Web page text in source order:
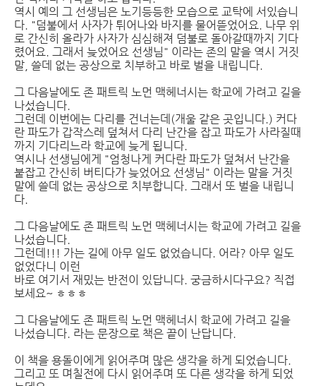
역시 예의 그 선생님은 노기등등한 모습으로 교탁에 서있습니
다. "덤불에서 사자가 튀어나와 바지를 물어뜯었어요. 나무 위
로 간신히 올라가 사자가 심심해져 덤불로 돌아갈때까지 기다
렸어요. 그래서 늦었어요 선생님" 이라는 존의 말을 역시 거짓
말, 쓸데 없는 공상으로 치부하고 바로 벌을 내립니다.
그 다음날에도 존 패트릭 노먼 맥헤너시는 학교에 가려고 길을
나섰습니다.
그런데 이번에는 다리를 건너는데(개울 같은 곳입니다.) 커다
란 파도가 갑작스레 덮쳐서 다리 난간을 잡고 파도가 사라질때
까지 기다리느라 학교에 늦게 됩니다.
역시나 선생님에게 "엄청나게 커다란 파도가 덮쳐서 난간을
붙잡고 간신히 버티다가 늦었어요 선생님" 이라는 말을 거짓
말에 쓸데 없는 공상으로 치부합니다. 그래서 또 벌을 내립니
다.
그 다음날에도 존 패트릭 노먼 맥헤너시는 학교에 가려고 길을
나섰습니다.
그런데!!! 가는 길에 아무 일도 없었습니다. 어라? 아무 일도
없었다니 이런
바로 여기서 재밌는 반전이 있답니다. 궁금하시다구요? 직접
보세요~ ㅎㅎㅎ
그 다음날에도 존 패트릭 노먼 맥헤너시 학교에 가려고 길을
나섰습니다. 라는 문장으로 책은 끝이 난답니다.
이 책을 용돌이에게 읽어주며 많은 생각을 하게 되었습니다.
그리고 또 며칠전에 다시 읽어주며 또 다른 생각을 하게 되었